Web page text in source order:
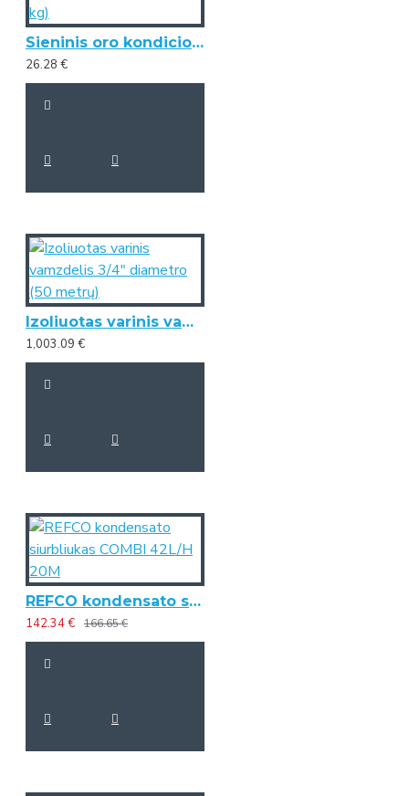
Sieninis oro kondicionieriaus laikiklis (420 mm x 800 mm, 140 kg)
26.28 €
Izoliuotas varinis vamzdelis 3/4" diametro (50 metrų)
1,003.09 €
REFCO kondensato siurbliukas COMBI 42L/H 20M
142.34 € 166.65 €